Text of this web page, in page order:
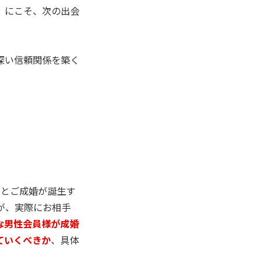
にこそ、次の出会
信頼関係を築く
ご成婚が誕生す
、実際にお相手
男性会員様が成婚
いくべきか、具体